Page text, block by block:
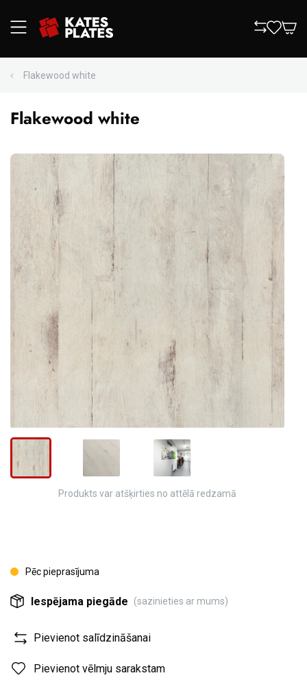
Flakewood white
Flakewood white
Pēc pieprasījuma
Iespējama piegāde (sazinieties ar mums)
Pievienot salīdzināšanai
Pievienot vēlmju sarakstam
Produkts var atšķirties no attēlā redzamā